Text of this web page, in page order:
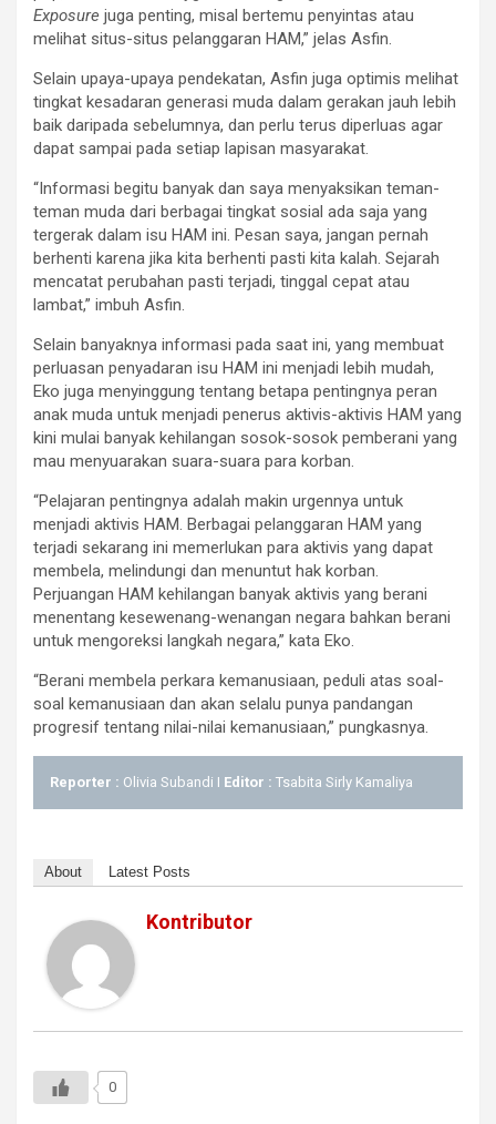
Exposure juga penting, misal bertemu penyintas atau
melihat situs-situs pelanggaran HAM,” jelas Asfin.
Selain upaya-upaya pendekatan, Asfin juga optimis melihat
tingkat kesadaran generasi muda dalam gerakan jauh lebih
baik daripada sebelumnya, dan perlu terus diperluas agar
dapat sampai pada setiap lapisan masyarakat.
“Informasi begitu banyak dan saya menyaksikan teman-
teman muda dari berbagai tingkat sosial ada saja yang
tergerak dalam isu HAM ini. Pesan saya, jangan pernah
berhenti karena jika kita berhenti pasti kita kalah. Sejarah
mencatat perubahan pasti terjadi, tinggal cepat atau
lambat,” imbuh Asfin.
Selain banyaknya informasi pada saat ini, yang membuat
perluasan penyadaran isu HAM ini menjadi lebih mudah,
Eko juga menyinggung tentang betapa pentingnya peran
anak muda untuk menjadi penerus aktivis-aktivis HAM yang
kini mulai banyak kehilangan sosok-sosok pemberani yang
mau menyuarakan suara-suara para korban.
“Pelajaran pentingnya adalah makin urgennya untuk
menjadi aktivis HAM. Berbagai pelanggaran HAM yang
terjadi sekarang ini memerlukan para aktivis yang dapat
membela, melindungi dan menuntut hak korban.
Perjuangan HAM kehilangan banyak aktivis yang berani
menentang kesewenang-wenangan negara bahkan berani
untuk mengoreksi langkah negara,” kata Eko.
“Berani membela perkara kemanusiaan, peduli atas soal-
soal kemanusiaan dan akan selalu punya pandangan
progresif tentang nilai-nilai kemanusiaan,” pungkasnya.
Reporter : Olivia Subandi I Editor : Tsabita Sirly Kamaliya
About Latest Posts
Kontributor
0